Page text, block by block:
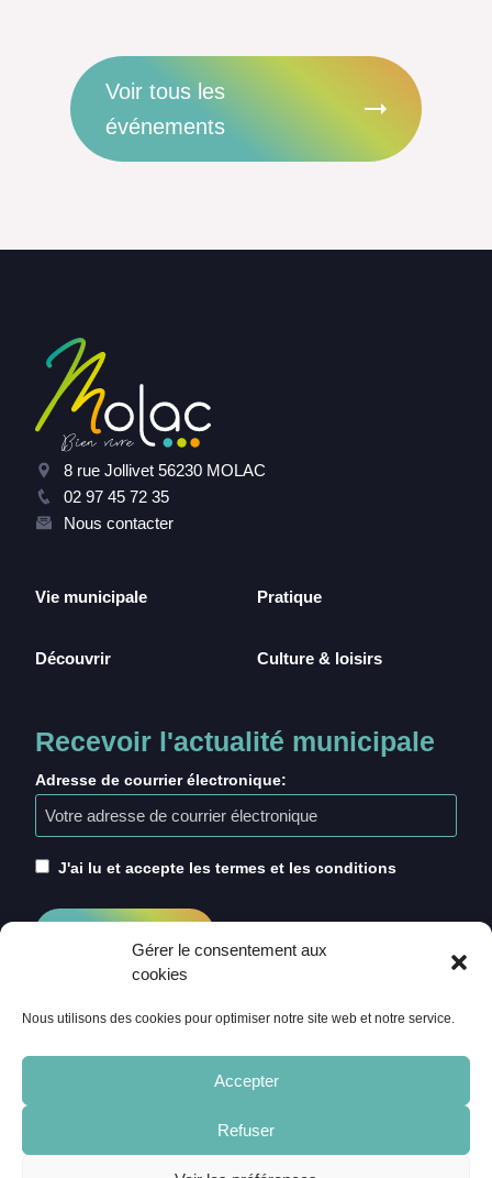
Gérer le consentement aux
cookies
Nous utilisons des cookies pour optimiser notre site web et notre service.
Accepter
Refuser
Voir tous les
événements
8 rue Jollivet 56230 MOLAC
02 97 45 72 35
Nous contacter
Vie municipale
Découvrir
Pratique
Culture & loisirs
Recevoir l'actualité municipale
Adresse de courrier électronique:
J'ai lu et accepte les termes et les conditions
CRÉDITS